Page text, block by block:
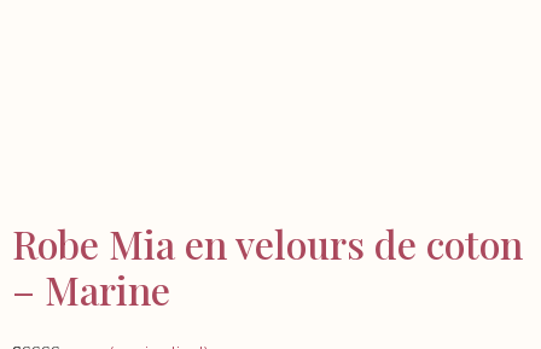
Robe Mia en velours de coton
– Marine